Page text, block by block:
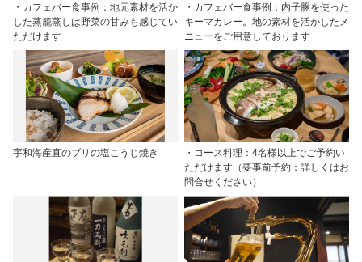
・カフェバー食事例：地元素材を活か
した蒸籠蒸しは野菜の甘みも感じてい
ただけます
・カフェバー食事例：内子豚を使った
キーマカレー。地の素材を活かしたメ
ニューをご用意しております
宇和海産直のブリの塩こうじ焼き
・コース料理：4名様以上でご予約い
ただけます（要事前予約：詳しくはお
問合せください）